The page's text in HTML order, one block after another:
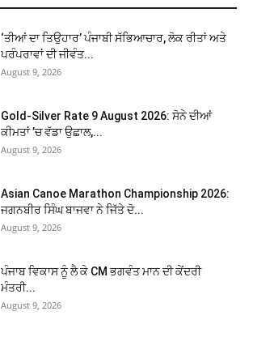
‘ਤੀਆਂ ਦਾ ਤਿਉਹਾਰ’ ਪੰਜਾਬੀ ਸੱਭਿਆਚਾਰ, ਲੋਕ ਰੀਤਾਂ ਅਤੇ
ਪਰੰਪਰਾਵਾਂ ਦੀ ਜੀਵੰਤ...
August 9, 2026
Gold-Silver Rate 9 August 2026: ਸੋਨੇ ਦੀਆਂ
ਕੀਮਤਾਂ ’ਚ ਵੱਡਾ ਉਛਾਲ,...
August 9, 2026
Asian Canoe Marathon Championship 2026:
ਜਗਨਬੀਰ ਸਿੰਘ ਬਾਜਵਾ ਨੇ ਜਿੱਤੇ ਦੋ...
August 9, 2026
ਪੰਜਾਬ ਵਿਕਾਸ ਨੂੰ ਲੈ ਕੇ CM ਭਗਵੰਤ ਮਾਨ ਦੀ ਕੇਂਦਰੀ
ਮੰਤਰੀ...
August 9, 2026